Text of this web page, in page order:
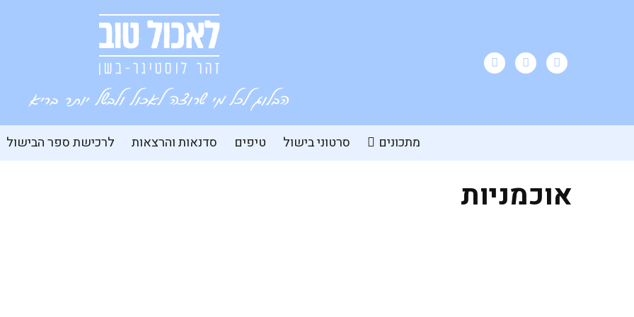
מתכונים סרטוני בישול טיפים סדנאות והרצאות לרכישת ספר הבישול
אוכמניות